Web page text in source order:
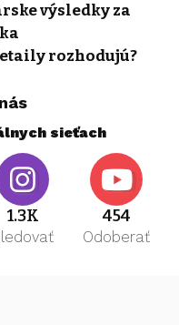
výsledky za
rozhodujú?
sieťach
1.3K 454
Odoberať